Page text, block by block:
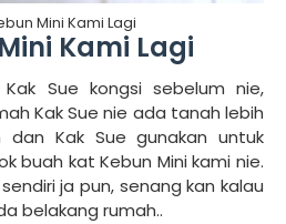
Mini Kami Lagi
Kami Lagi
Sue kongsi sebelum nie,
Kak Sue nie ada tanah lebih
dan Kak Sue gunakan untuk
buah kat Kebun Mini kami nie.
ja pun, senang kan kalau
belakang rumah..